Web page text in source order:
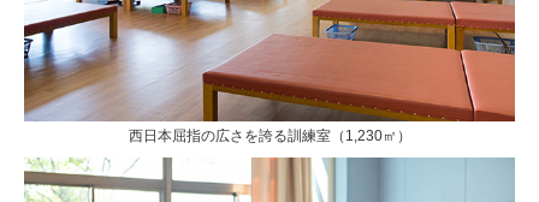
西日本屈指の広さを誇る訓練室（1,230㎡）